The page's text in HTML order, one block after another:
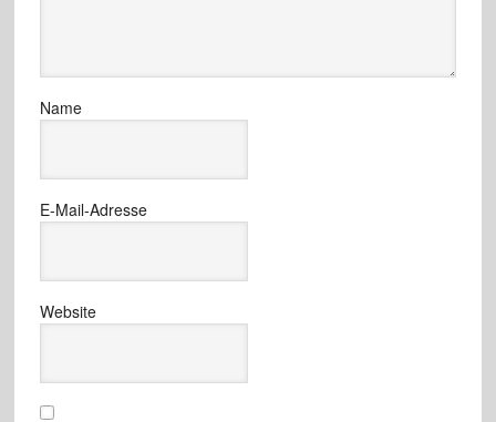
Name
E-Mail-Adresse
Website